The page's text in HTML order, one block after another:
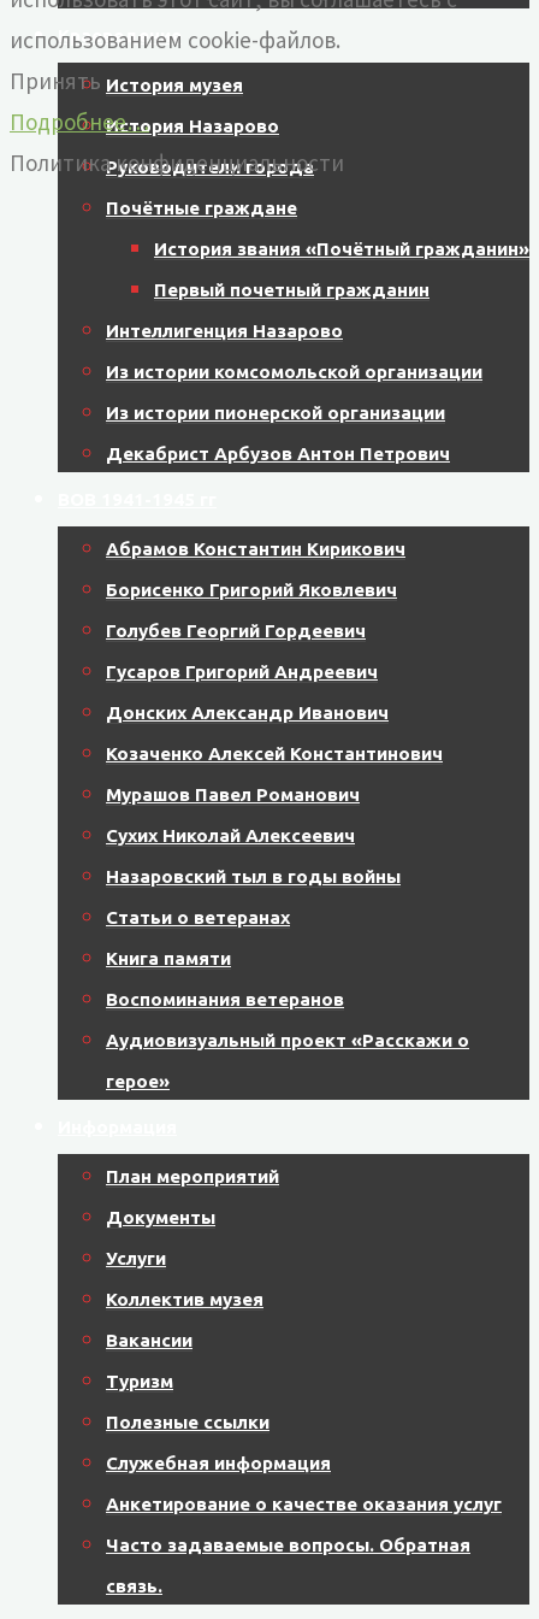
Краеведение
История музея
История Назарово
Руководители города
Почётные граждане
История звания «Почётный гражданин»
Первый почетный гражданин
Интеллигенция Назарово
Из истории комсомольской организации
Из истории пионерской организации
Декабрист Арбузов Антон Петрович
Абрамов Константин Кирикович
Борисенко Григорий Яковлевич
Голубев Георгий Гордеевич
Гусаров Григорий Андреевич
Донских Александр Иванович
Козаченко Алексей Константинович
Мурашов Павел Романович
Сухих Николай Алексеевич
Назаровский тыл в годы войны
Статьи о ветеранах
Книга памяти
Воспоминания ветеранов
Аудиовизуальный проект «Расскажи о
герое»
План мероприятий
Документы
Услуги
Коллектив музея
Вакансии
Туризм
Полезные ссылки
Служебная информация
Анкетирование о качестве оказания услуг
Часто задаваемые вопросы. Обратная
связь.
использованием cookie-файлов.
Принять
Подробнее…
Политика конфиденциальности